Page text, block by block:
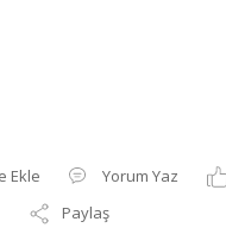
Yorum Yaz
Paylaş